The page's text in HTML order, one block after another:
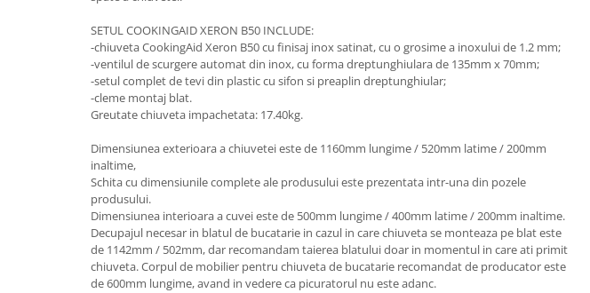
SETUL COOKINGAID XERON B50 INCLUDE:
-chiuveta CookingAid Xeron B50 cu finisaj inox satinat, cu o grosime a inoxului de 1.2 mm;
-ventilul de scurgere automat din inox, cu forma dreptunghiulara de 135mm x 70mm;
-setul complet de tevi din plastic cu sifon si preaplin dreptunghiular;
-cleme montaj blat.
Greutate chiuveta impachetata: 17.40kg.
Dimensiunea exterioara a chiuvetei este de 1160mm lungime / 520mm latime / 200mm
inaltime,
Schita cu dimensiunile complete ale produsului este prezentata intr-una din pozele
produsului.
Dimensiunea interioara a cuvei este de 500mm lungime / 400mm latime / 200mm inaltime.
Decupajul necesar in blatul de bucatarie in cazul in care chiuveta se monteaza pe blat este
de 1142mm / 502mm, dar recomandam taierea blatului doar in momentul in care ati primit
chiuveta. Corpul de mobilier pentru chiuveta de bucatarie recomandat de producator este
de 600mm lungime, avand in vedere ca picuratorul nu este adanc.